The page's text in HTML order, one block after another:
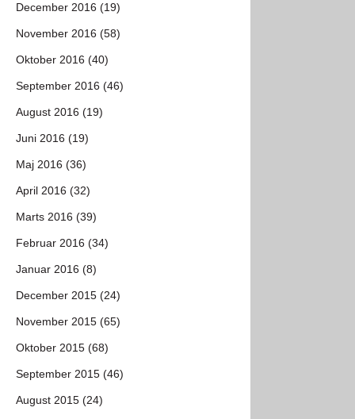
December 2016 (19)
November 2016 (58)
Oktober 2016 (40)
September 2016 (46)
August 2016 (19)
Juni 2016 (19)
Maj 2016 (36)
April 2016 (32)
Marts 2016 (39)
Februar 2016 (34)
Januar 2016 (8)
December 2015 (24)
November 2015 (65)
Oktober 2015 (68)
September 2015 (46)
August 2015 (24)